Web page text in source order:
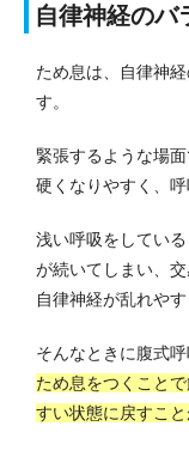
自律神経のバ
ため息は、自律神
す。
緊張するような場
硬くなりやすく、
浅い呼吸をしてい
が続いてしまい、
自律神経が乱れやす
そんなときに腹式呼
ため息をつくこと
すい状態に戻すこ